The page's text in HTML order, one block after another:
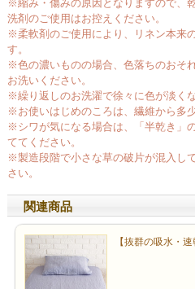
リネンの繊維にはペクチンが含ま
せずソフトです。夏には、汗をすば
つも爽やかで清涼感を保てます。さ
殖を抑制するため、生乾きのイヤな
空気が含まれているので、冬には寒
まれます。
地球に優しい、丈夫で衛生的なリネ
リネンは洗濯が簡単で、絞らずに干
かけたようになります。天然素材
濯にも強い素材です。植物自体の生
増し、白いものはさらに白くなりま
ルクロスやシーツ、タオルに採用
リネンのお手入れ
※縮み・傷みの原因となりますので、
洗剤のご使用はお控えください。
※柔軟剤のご使用により、リネン本来
す。
※色の濃いものの場合、色落ちのおそ
お洗いください。
※繰り返しのお洗濯で徐々に色が淡く
※お使いはじめのころは、繊維から多
※シワが気になる場合は、「半乾き」
ててください。
※製造段階で小さな草の破片が混入し
さい。
関連商品
【抜群の吸水・